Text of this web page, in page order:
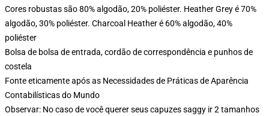
Cores robustas são 80% algodão, 20% poliéster. Heather Grey é 70%
algodão, 30% poliéster. Charcoal Heather é 60% algodão, 40%
poliéster
Bolsa de bolsa de entrada, cordão de correspondência e punhos de
costela
Fonte eticamente após as Necessidades de Práticas de Aparência
Contabilísticas do Mundo
Observar: No caso de você querer seus capuzes saggy ir 2 tamanhos